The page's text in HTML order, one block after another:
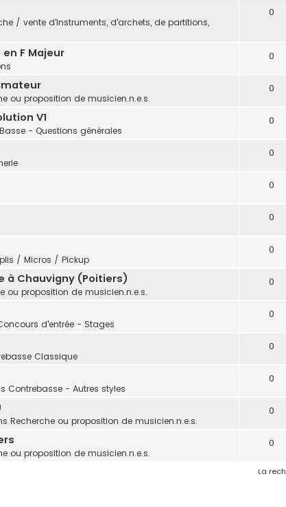
/ vente d'instruments, d'archets, de partitions,
0
F Majeur 0
ou proposition de musicien.n.e.s.
0
V1
- Questions générales
0
0
0
0
/ Micros / Pickup
0
à Chauvigny (Poitiers)
ou proposition de musicien.n.e.s.
0
d'entrée - Stages
0
Classique
0
Contrebasse - Autres styles
0
Recherche ou proposition de musicien.n.e.s.
0
ou proposition de musicien.n.e.s.
0
La